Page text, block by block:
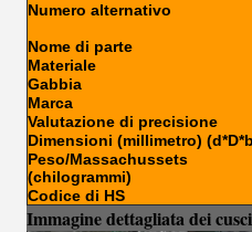
Numero alternativo
Nome di parte
Materiale
Gabbia
Marca
Valutazione di precisione
Dimensioni (millimetro)
Peso/Massachussets
(chilogrammi)
Codice di HS
Immagine dettagliata dei